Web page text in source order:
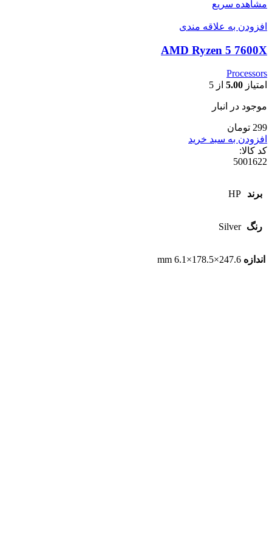
مشاهده سریع
افزودن به علاقه مندی
AMD Ryzen 5 7600X
Processors
امتیاز 5.00 از 5
موجود در انبار
299 تومان
افزودن به سبد خرید
کد کالا:
5001622
برند HP
رنگ Silver
اندازه 247.6×178.5×6.1 mm